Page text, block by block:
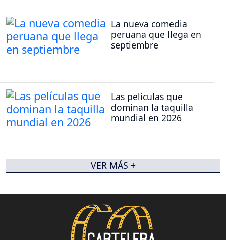
La nueva comedia
peruana que llega en
septiembre
Las películas que
dominan la taquilla
mundial en 2026
VER MÁS +